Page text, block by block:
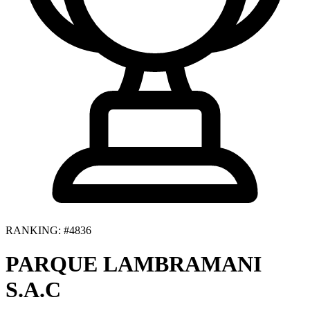
RANKING: #4836
PARQUE LAMBRAMANI
S.A.C